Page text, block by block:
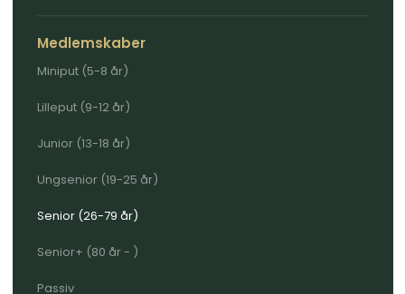
Medlemskaber
Miniput (5-8 år)
Lilleput (9-12 år)
Junior (13-18 år)
Ungsenior (19-25 år)
Senior (26-79 år)
Senior+ (80 år - )
Passiv